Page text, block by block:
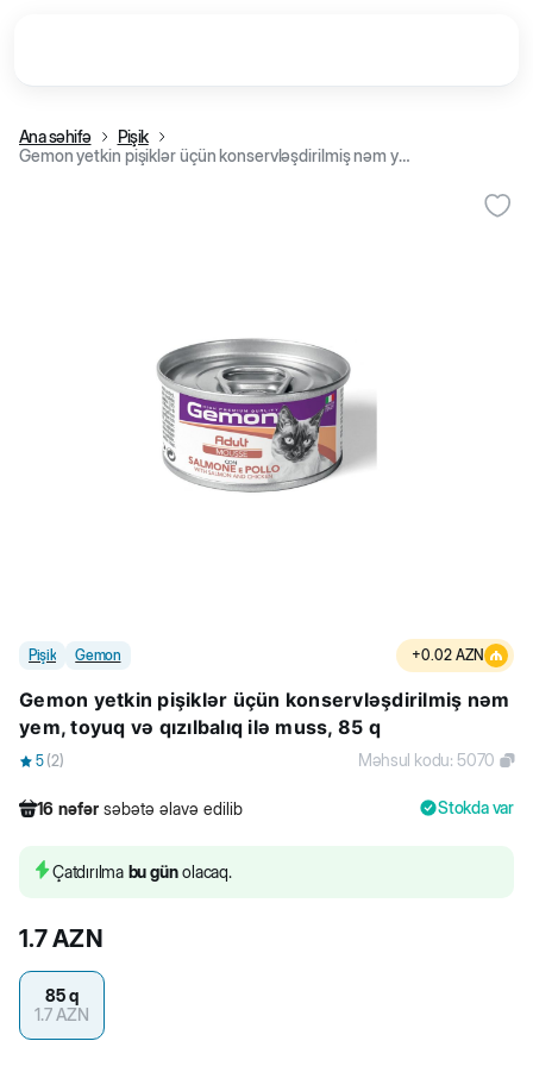
Ana səhifə
Pişik
Gemon yetkin pişiklər üçün konservləşdirilmiş nəm yem, toyuq və qızılbalıq ilə muss, 85 q
Pişik Gemon +0.02 AZN
Gemon yetkin pişiklər üçün konservləşdirilmiş nəm
yem, toyuq və qızılbalıq ilə muss, 85 q
5 (2) Məhsul kodu:5070
16 nəfər səbətə əlavə edilib
114 nəfər məhsulu alıb
Stokda var
Çatdırılma bu günolacaq.
1.7AZN
85 q
1.7AZN